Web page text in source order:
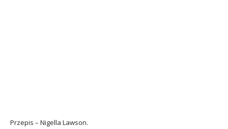
Przepis – Nigella Lawson.